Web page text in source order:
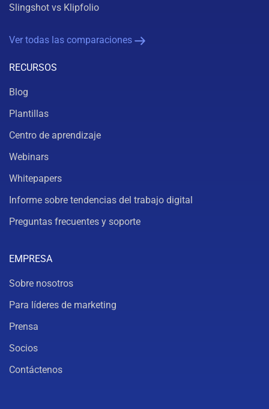
Slingshot vs Klipfolio
Ver todas las comparaciones
RECURSOS
Blog
Plantillas
Centro de aprendizaje
Webinars
Whitepapers
Informe sobre tendencias del trabajo digital
Preguntas frecuentes y soporte
EMPRESA
Sobre nosotros
Para líderes de marketing
Prensa
Socios
Contáctenos